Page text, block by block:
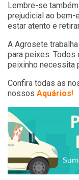
Lembre-se
prejudicial ao
estar atento e
A Agrosete
para peixes. Todos
peixinho necessita
Confira todas as
nossos Aquários!